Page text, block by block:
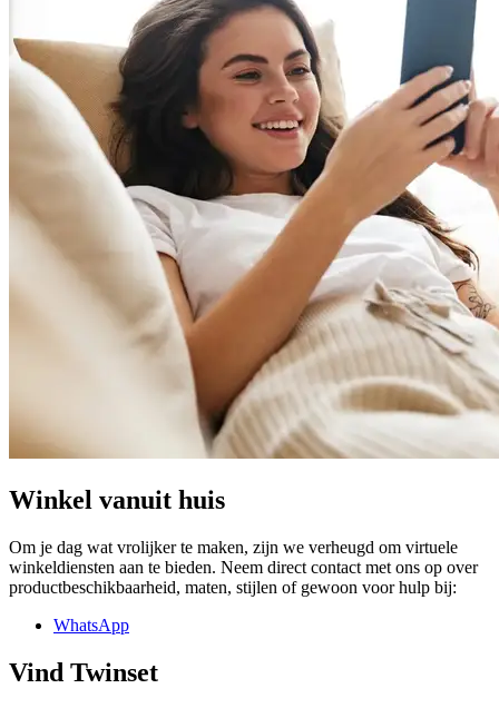
Winkel vanuit huis
Om je dag wat vrolijker te maken, zijn we verheugd om virtuele
winkeldiensten aan te bieden. Neem direct contact met ons op over
productbeschikbaarheid, maten, stijlen of gewoon voor hulp bij:
WhatsApp
Vind Twinset